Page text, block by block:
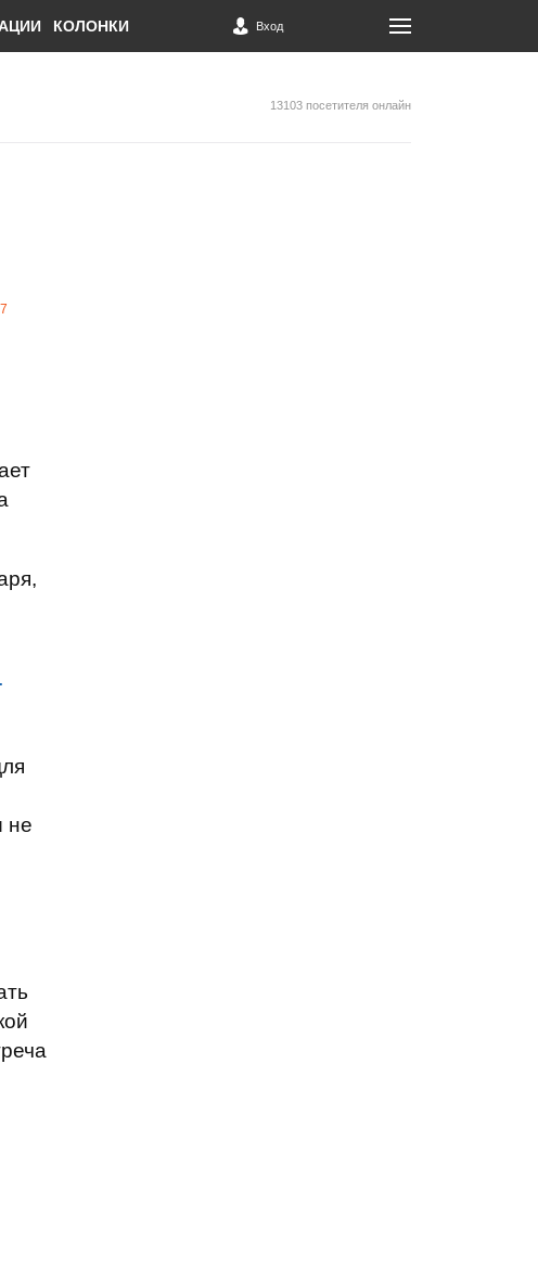
КОЛОНКИ Вход
13103 посетителя онлайн
не